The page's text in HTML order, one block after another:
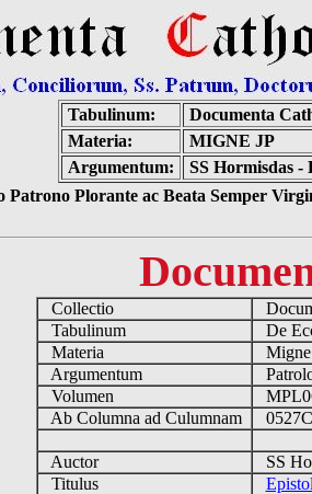
Tabulinum:
Documenta
Materia:
MIGNE JP
Argumentum:
SS Hormisdas -
Patrono Plorante ac Beata Semper
Collectio
Tabulinum
De
Materia
Argumentum
Volumen
Ab Columna ad Culumnam
Auctor
SS
Titulus